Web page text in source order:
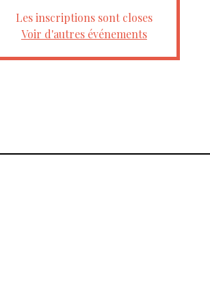
Les inscriptions sont closes
Voir d'autres événements